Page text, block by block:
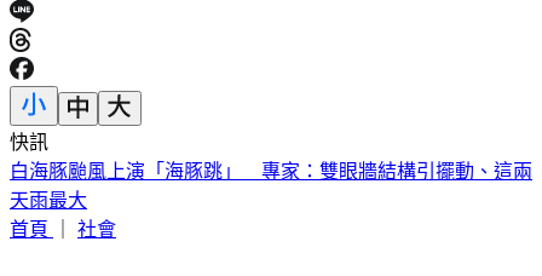
快訊
台中今晚送肉粽！恰逢王功漁火節 喪家急喊「莫恐慌」曝送
煞路線
首頁
社會